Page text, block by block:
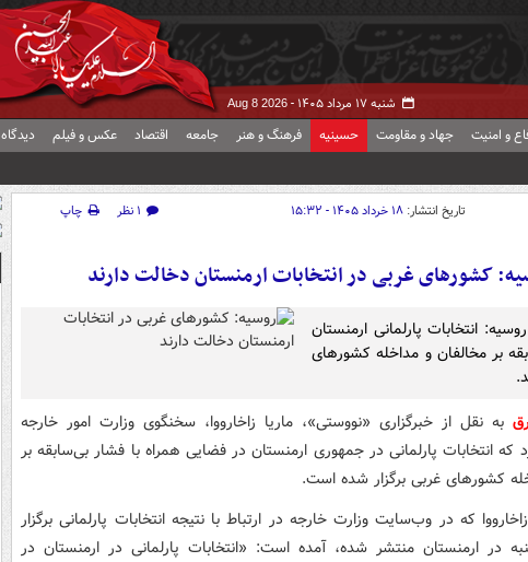
شنبه ۱۷ مرداد ۱۴۰۵ - Aug 8 2026
و امنیت جهاد و مقاومت حسینیه فرهنگ و هنر جامعه اقتصاد عکس و فیلم دیدگاه
تاریخ انتشار: ۱۸ خرداد ۱۴۰۵ - ۱۵:۳۲ ۱ نظر
چاپ
کشورهای غربی در انتخابات ارمنستان دخالت دارند
انتخابات پارلمانی ارمنستان
بر مخالفان و مداخله کشورهای
به نقل از خبرگزاری «نووستی»، ماریا زاخارووا، سخنگوی وزارت امور خارجه
که انتخابات پارلمانی در جمهوری ارمنستان در فضایی همراه با فشار بی‌سابقه بر
کشورهای غربی برگزار شده است.
که در وب‌سایت وزارت خارجه در ارتباط با نتیجه انتخابات پارلمانی برگزار
در ارمنستان منتشر شده، آمده است: «انتخابات پارلمانی در ارمنستان در